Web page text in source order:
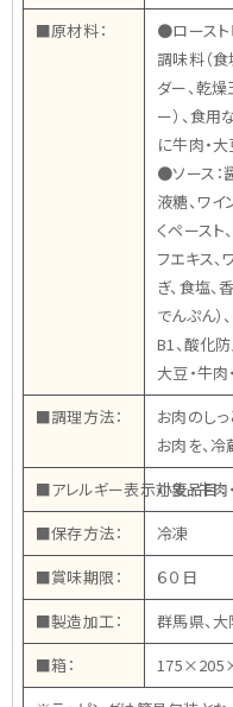
■原材料：
●ロースト
調味料（食
ダー、乾燥
ー）、食用
に牛肉・大
●ソース：
液糖、ワイ
くペースト
フエキス、
ぎ、食塩、
でんぷん）
B1、酸化
大豆・牛肉
■調理方法：
お肉のし
お肉を、
■アレルギー表示対象品目：
小麦・牛肉
■保存方法：
冷凍
■賞味期限：
６０日
■製造加工：
群馬県、
■箱：